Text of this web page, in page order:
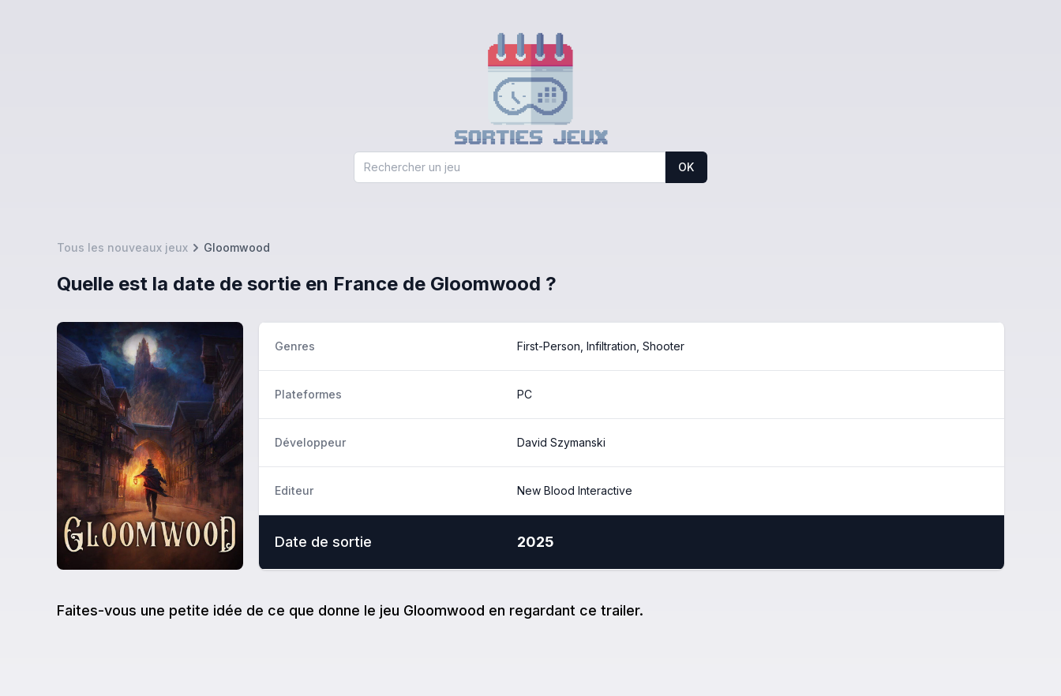
OK
Tous les nouveaux jeux Gloomwood
Quelle est la date de sortie en France de Gloomwood ?
Genres First-Person, Infiltration, Shooter
Plateformes PC
Développeur David Szymanski
Editeur New Blood Interactive
Date de sortie 2025
Faites-vous une petite idée de ce que donne le jeu Gloomwood en regardant ce trailer.